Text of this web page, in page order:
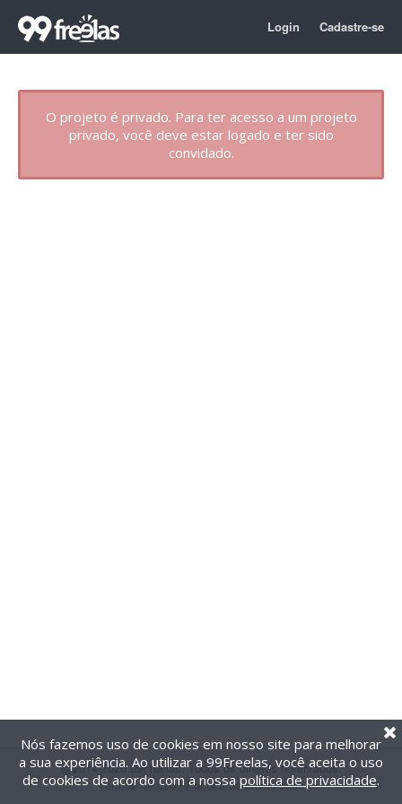
Login Cadastre-se
O projeto é privado. Para ter acesso a um projeto
privado, você deve estar logado e ter sido
convidado.
@2014-2026 99Freelas. Todos os direitos reservados.
Termos de uso| Política de privacidade
Nós fazemos uso de cookies em nosso site para melhorar
a sua experiência. Ao utilizar a 99Freelas, você aceita o uso
de cookies de acordo com a nossa política de privacidade.